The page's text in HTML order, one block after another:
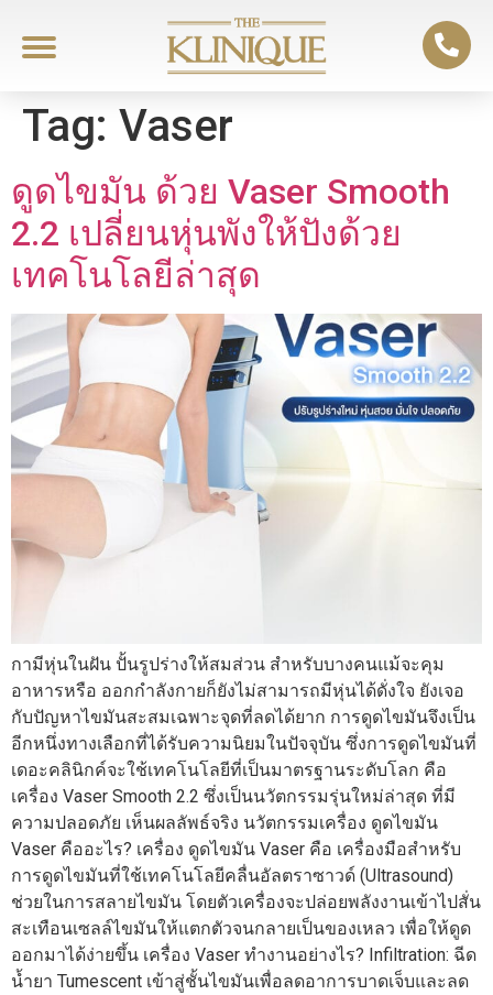
Tag: Vaser
ดูดไขมัน ด้วย Vaser Smooth
2.2 เปลี่ยนหุ่นพังให้ปังด้วย
เทคโนโลยีล่าสุด
กามีหุ่นในฝัน ปั้นรูปร่างให้สมส่วน สำหรับบางคนแม้จะคุม
อาหารหรือ ออกกำลังกายก็ยังไม่สามารถมีหุ่นได้ดั่งใจ ยังเจอ
กับปัญหาไขมันสะสมเฉพาะจุดที่ลดได้ยาก การดูดไขมันจึงเป็น
อีกหนึ่งทางเลือกที่ได้รับความนิยมในปัจจุบัน ซึ่งการดูดไขมันที่
เดอะคลินิกค์จะใช้เทคโนโลยีที่เป็นมาตรฐานระดับโลก คือ
เครื่อง Vaser Smooth 2.2 ซึ่งเป็นนวัตกรรมรุ่นใหม่ล่าสุด ที่มี
ความปลอดภัย เห็นผลลัพธ์จริง นวัตกรรมเครื่อง ดูดไขมัน
Vaser คืออะไร? เครื่อง ดูดไขมัน Vaser คือ เครื่องมือสำหรับ
การดูดไขมันที่ใช้เทคโนโลยีคลื่นอัลตราซาวด์ (Ultrasound)
ช่วยในการสลายไขมัน โดยตัวเครื่องจะปล่อยพลังงานเข้าไปสั่น
สะเทือนเซลล์ไขมันให้แตกตัวจนกลายเป็นของเหลว เพื่อให้ดูด
ออกมาได้ง่ายขึ้น เครื่อง Vaser ทำงานอย่างไร? Infiltration: ฉีด
น้ำยา Tumescent เข้าสู่ชั้นไขมันเพื่อลดอาการบาดเจ็บและลด